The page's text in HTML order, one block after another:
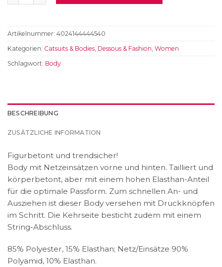
Artikelnummer: 4024144444540
Kategorien: Catsuits & Bodies Dessous & Fashion Women
Schlagwort: Body
BESCHREIBUNG
ZUSÄTZLICHE INFORMATION
Figurbetont und trendsicher!
Body mit Netzeinsätzen vorne und hinten. Tailliert und
körperbetont, aber mit einem hohen Elasthan-Anteil
für die optimale Passform. Zum schnellen An- und
Ausziehen ist dieser Body versehen mit Druckknöpfen
im Schritt. Die Kehrseite besticht zudem mit einem
String-Abschluss.
85% Polyester, 15% Elasthan; Netz/Einsätze 90%
Polyamid, 10% Elasthan.